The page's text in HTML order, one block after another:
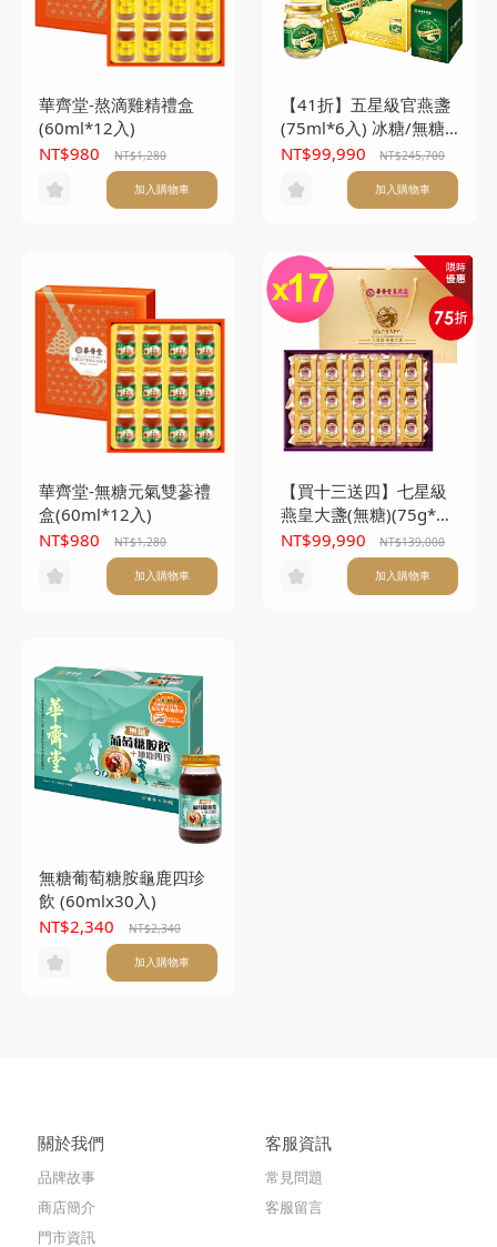
華齊堂-熬滴雞精禮盒
(60ml*12入)
NT$980
NT$1,280
加入購物車
【41折】五星級官燕盞
(75ml*6入) 冰糖/無糖
任選105盒(本產品不附
NT$99,990 NT$245,700
加入購物車
華齊堂-無糖元氣雙蔘禮
盒(60ml*12入)
NT$980
NT$1,280
加入購物車
【買十三送四】七星級
燕皇大盞(無糖)(75g*15
入/盒) *17盒
NT$99,990 NT$139,000
加入購物車
無糖葡萄糖胺龜鹿四珍
飲 (60mlx30入)
NT$2,340
NT$2,340
加入購物車
關於我們
品牌故事
商店簡介
門市資訊
客服資訊
常見問題
客服留言